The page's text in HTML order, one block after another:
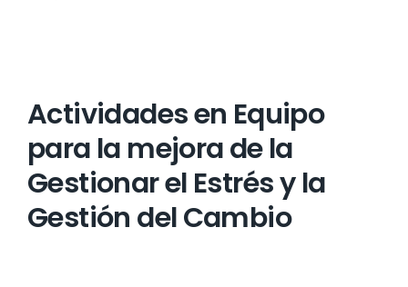
Actividades en Equipo
para la mejora de la
Gestionar el Estrés y la
Gestión del Cambio